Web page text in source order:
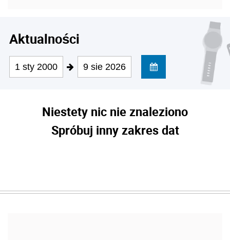
Aktualności
1 sty 2000 9 sie 2026
Niestety nic nie znaleziono
Spróbuj inny zakres dat